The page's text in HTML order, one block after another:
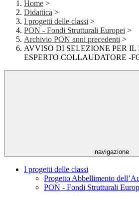
Home >
Didattica >
I progetti delle classi >
PON - Fondi Strutturali Europei >
Archivio PON anni precedenti >
AVVISO DI SELEZIONE PER
ESPERTO COLLAUDATORE -
navigazione
I progetti delle classi
Progetto Abbellimento
PON - Fondi Strutturali